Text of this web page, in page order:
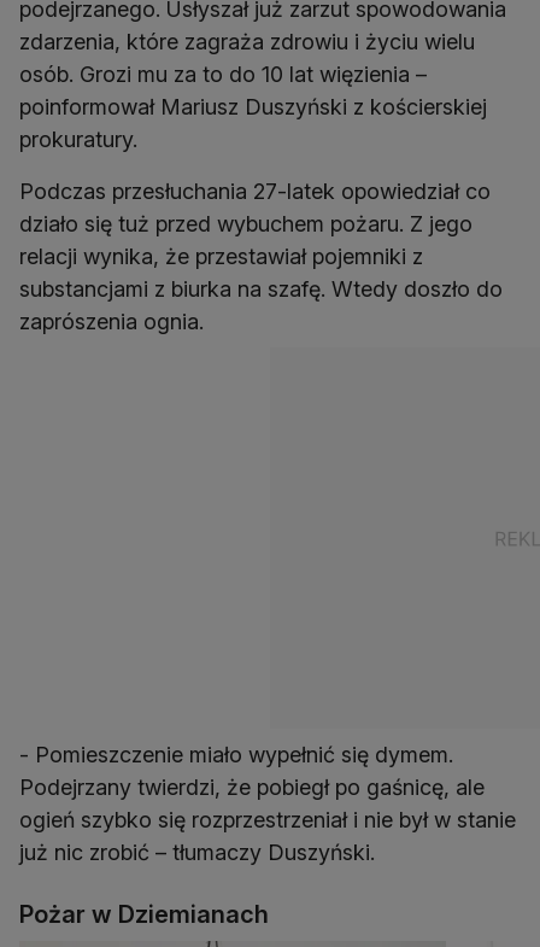
podejrzanego. Usłyszał już zarzut spowodowania
zdarzenia, które zagraża zdrowiu i życiu wielu
osób. Grozi mu za to do 10 lat więzienia –
poinformował Mariusz Duszyński z kościerskiej
prokuratury.
Podczas przesłuchania 27-latek opowiedział co
działo się tuż przed wybuchem pożaru. Z jego
relacji wynika, że przestawiał pojemniki z
substancjami z biurka na szafę. Wtedy doszło do
zaprószenia ognia.
- Pomieszczenie miało wypełnić się dymem.
Podejrzany twierdzi, że pobiegł po gaśnicę, ale
ogień szybko się rozprzestrzeniał i nie był w stanie
już nic zrobić – tłumaczy Duszyński.
Pożar w Dziemianach